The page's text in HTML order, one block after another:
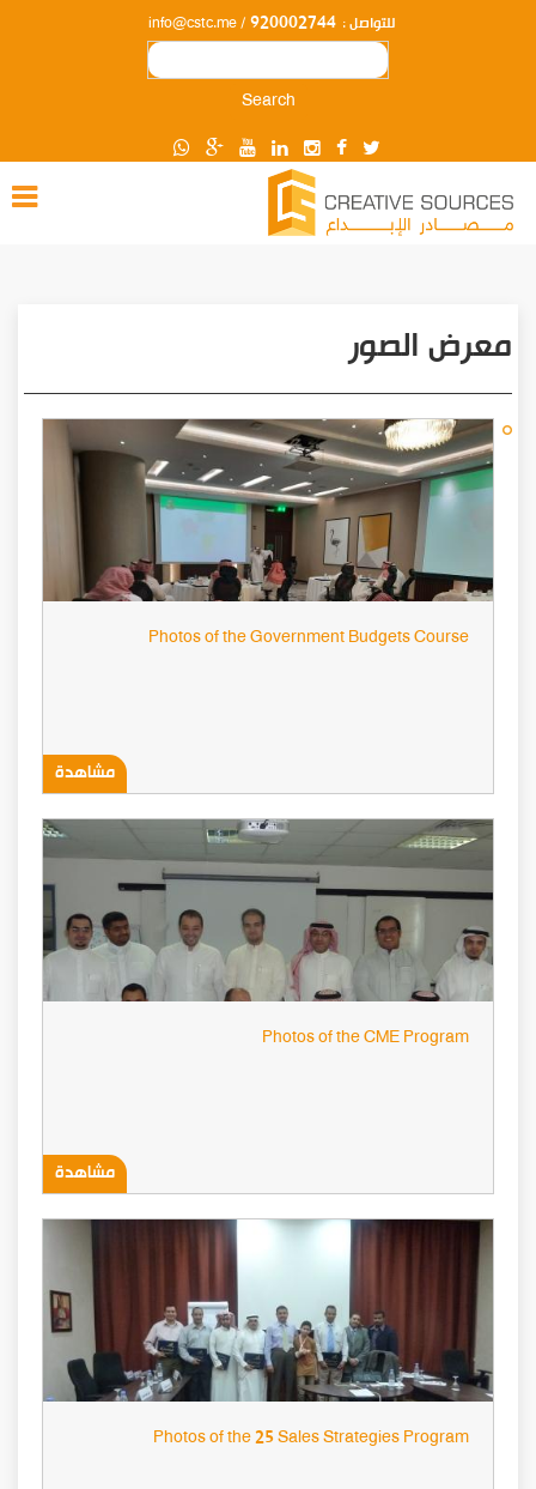
للتواصل : 920002744
/ info@cstc.me
Search
معرض الصور
Photos of the Government Budgets Course
مشاهدة
Photos of the CME Program
مشاهدة
Photos of the 25 Sales Strategies Program
Pagination